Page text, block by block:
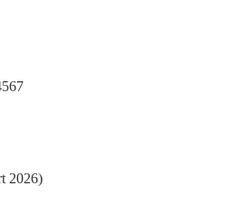
2026)